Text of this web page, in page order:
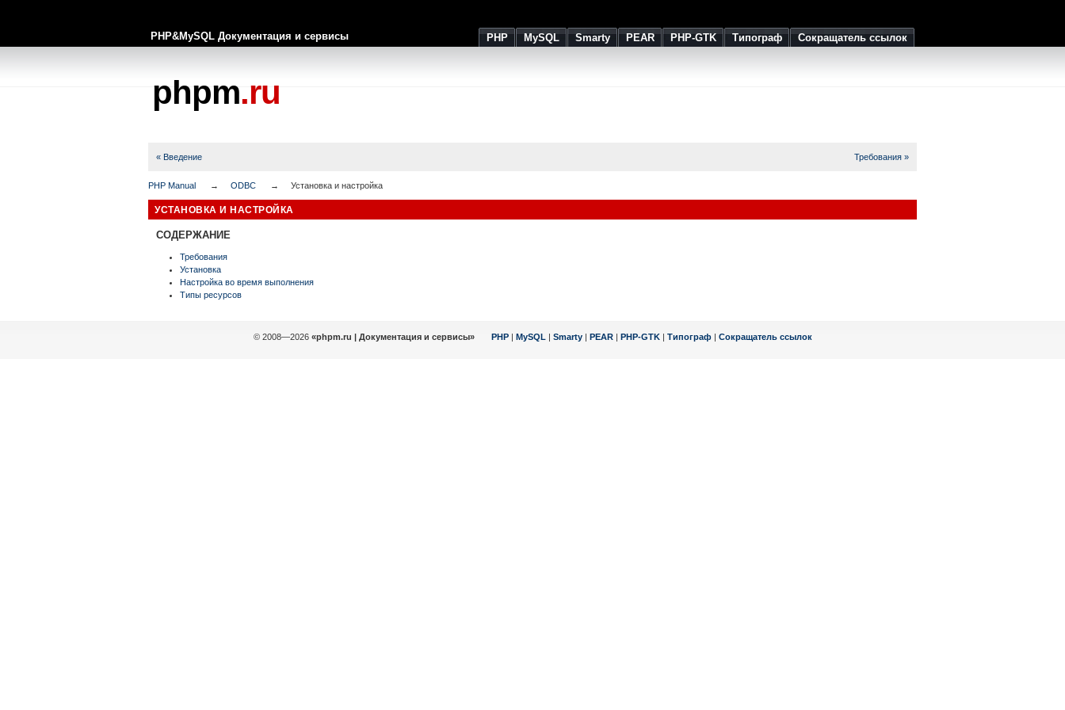
PHP&MySQL Документация и сервисы PHP MySQL Smarty PEAR PHP-GTK Типограф Сокращатель ссылок
phpm.ru
« Введение Требования »
PHP Manual ODBC Установка и настройка
УСТАНОВКА И НАСТРОЙКА
СОДЕРЖАНИЕ
Требования
Установка
Настройка во время выполнения
Типы ресурсов
© 2008—2026 «phpm.ru | Документация и сервисы» PHP| MySQL | Smarty| PEAR| PHP-GTK| Типограф| Сокращатель ссылок